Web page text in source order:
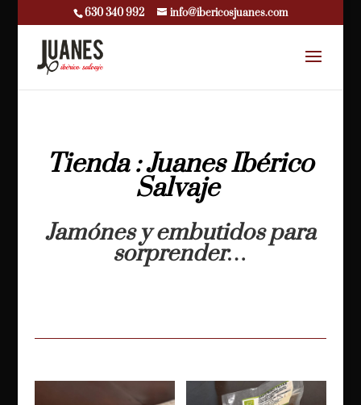
630 340 992 info@ibericosjuanes.com
Tienda : Juanes Ibérico
Salvaje
Jamónes y embutidos para
sorprender…